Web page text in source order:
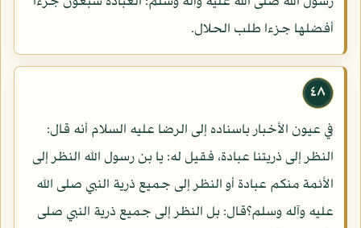
أفضلها جزءا طلب الحلال.
٤٨
في عيون الأخبار باسناده إلى الرضا عليه السلام أنه قال:
النظر إلى ذريتنا عبادة، فقيل له: يا بن رسول الله النظر إلى
الأئمة منكم عبادة أو النظر إلى جميع ذرية النبي صلى الله
عليه وآله وسلم؟قال: بل النظر إلى جميع ذرية النبي صلى